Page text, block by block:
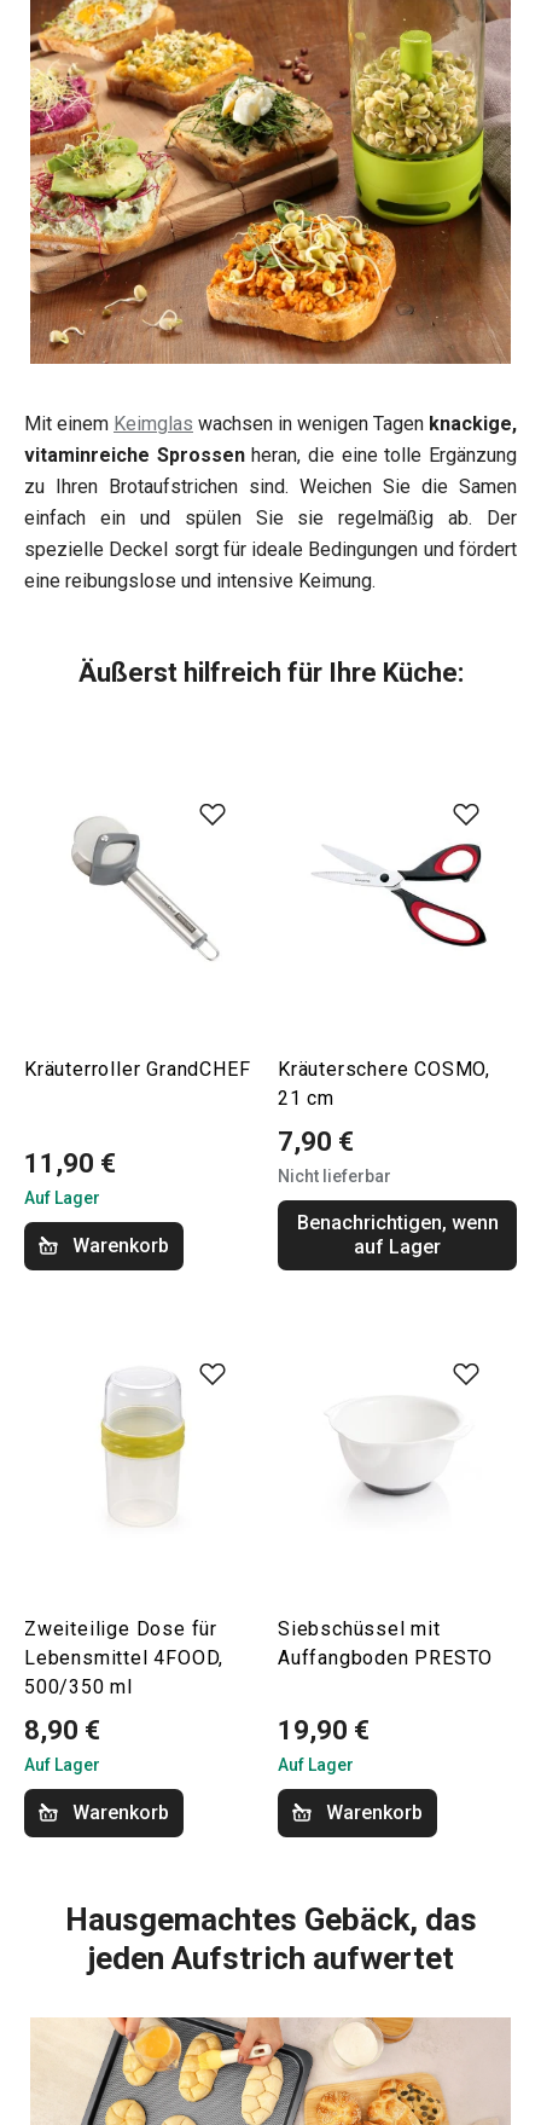
Mit einem Keimglas wachsen in wenigen Tagen knackige,
vitaminreiche Sprossenheran, die eine tolle Ergänzung
zu Ihren Brotaufstrichen sind. Weichen Sie die Samen
einfach ein und spülen Sie sie regelmäßig ab. Der
spezielle Deckel sorgt für ideale Bedingungen und fördert
eine reibungslose und intensive Keimung.
Äußerst hilfreich für Ihre Küche:
Kräuterroller GrandCHEF
11,90 €
Auf Lager
Warenkorb
Kräuterschere COSMO,
21 cm
7,90 €
Nicht lieferbar
Benachrichtigen, wenn
auf Lager
Zweiteilige Dose für
Lebensmittel 4FOOD,
500/350 ml
8,90 €
Auf Lager
Warenkorb
Siebschüssel mit
Auffangboden PRESTO
19,90 €
Auf Lager
Warenkorb
Hausgemachtes Gebäck, das
jeden Aufstrich aufwertet